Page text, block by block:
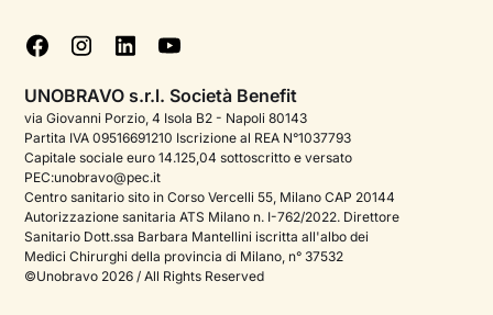
Podcast di psicologia
Corporate
Psicologo italiano all'estero
Approfondimenti sulla salute mentale
Sala stampa
Cookie policy
Gestisci cookie
UNOBRAVO s.r.l. Società Benefit
via Giovanni Porzio, 4 Isola B2 - Napoli 80143
Partita IVA 09516691210 Iscrizione al REA N°1037793
Capitale sociale euro 14.125,04 sottoscritto e versato
PEC:unobravo@pec.it
Centro sanitario sito in Corso Vercelli 55, Milano CAP 20144
Autorizzazione sanitaria ATS Milano n. I-762/2022. Direttore
Sanitario Dott.ssa Barbara Mantellini iscritta all'albo dei
Medici Chirurghi della provincia di Milano, n° 37532
©Unobravo 2026 / All Rights Reserved